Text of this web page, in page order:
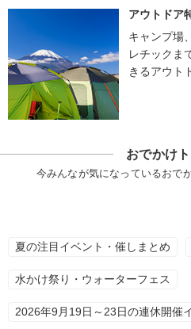
アウトドア
キャンプ場
レチックま
きるアウト
おでかけ
今みんなが気になっているおで
夏の注目イベント・催しまとめ
水かけ祭り・ウォーターフェス
2026年9月19日～23日の連休開催